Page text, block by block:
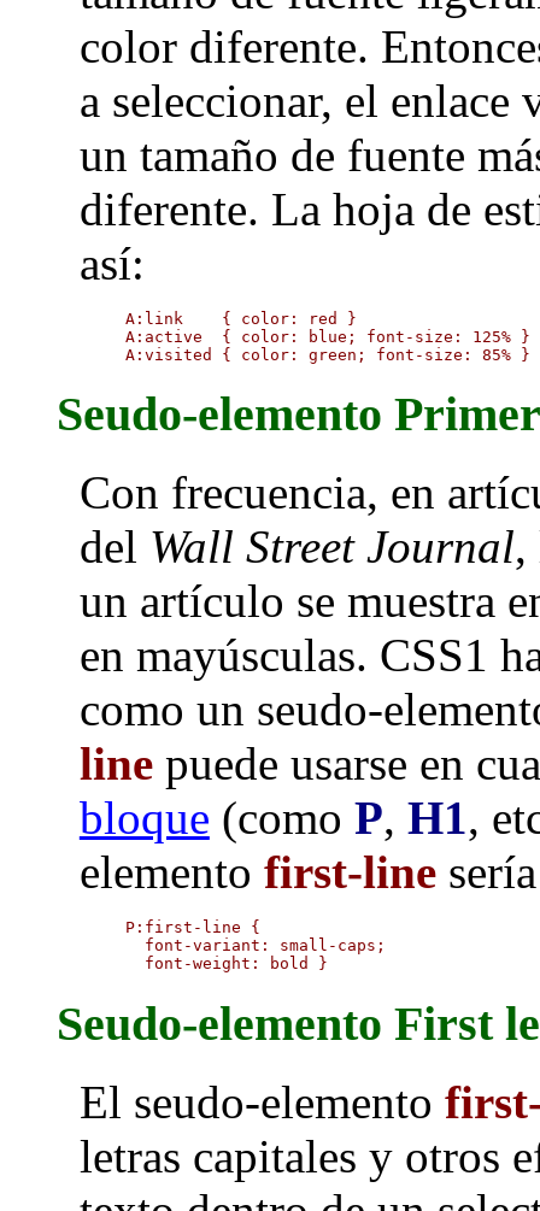
color diferente.
a seleccionar, el enlace
un tamaño de fuente
diferente. La hoja de
así:
A:link    { color: red }
A:active  { color: blue; font-size: 125% }
A:visited { color: green; font-size: 85% }
Seudo-elemento
Con frecuencia, en
del Wall Street Journal,
un artículo se muestra
en mayúsculas. CSS1
como un seudo-
linepuede usarse en
bloque (como P, H1,
elemento first-line
P:first-line {
  font-variant: small-caps;
  font-weight: bold }
Seudo-elemento First
El seudo-elemento
letras capitales y otros